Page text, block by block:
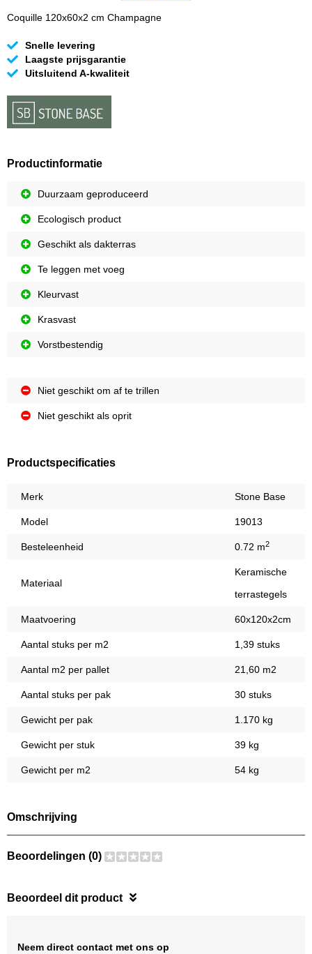
Coquille 120x60x2 cm Champagne
Snelle levering
Laagste prijsgarantie
Uitsluitend A-kwaliteit
Productinformatie
Duurzaam geproduceerd
Ecologisch product
Geschikt als dakterras
Te leggen met voeg
Kleurvast
Krasvast
Vorstbestendig
Niet geschikt om af te trillen
Niet geschikt als oprit
Productspecificaties
Merk Stone Base
Model 19013
Besteleenheid 0.72 m2
Materiaal
Keramische
terrastegels
Maatvoering 60x120x2cm
Aantal stuks per m2 1,39 stuks
Aantal m2 per pallet 21,60 m2
Aantal stuks per pak 30 stuks
Gewicht per pak 1.170 kg
Gewicht per stuk 39 kg
Gewicht per m2 54 kg
Omschrijving
Beoordelingen (0)
Beoordeel dit product
Neem direct contact met ons op